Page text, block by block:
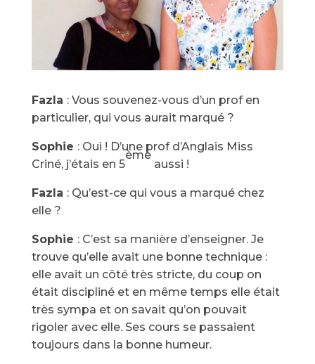
Fazla : Vous souvenez-vous d’un prof en
particulier, qui vous aurait marqué ?
Sophie : Oui ! D’une prof d’Anglais Miss
Criné, j’étais en 5
ème
aussi !
Fazla : Qu’est-ce qui vous a marqué chez
elle ?
Sophie : C’est sa manière d’enseigner. Je
trouve qu’elle avait une bonne technique :
elle avait un côté très stricte, du coup on
était discipliné et en même temps elle était
très sympa et on savait qu’on pouvait
rigoler avec elle. Ses cours se passaient
toujours dans la bonne humeur.